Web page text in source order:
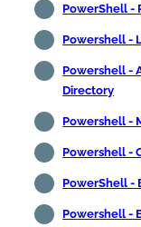
PowerShell -
Powershell -
Powershell -
Directory
Powershell -
Powershell -
PowerShell -
Powershell -